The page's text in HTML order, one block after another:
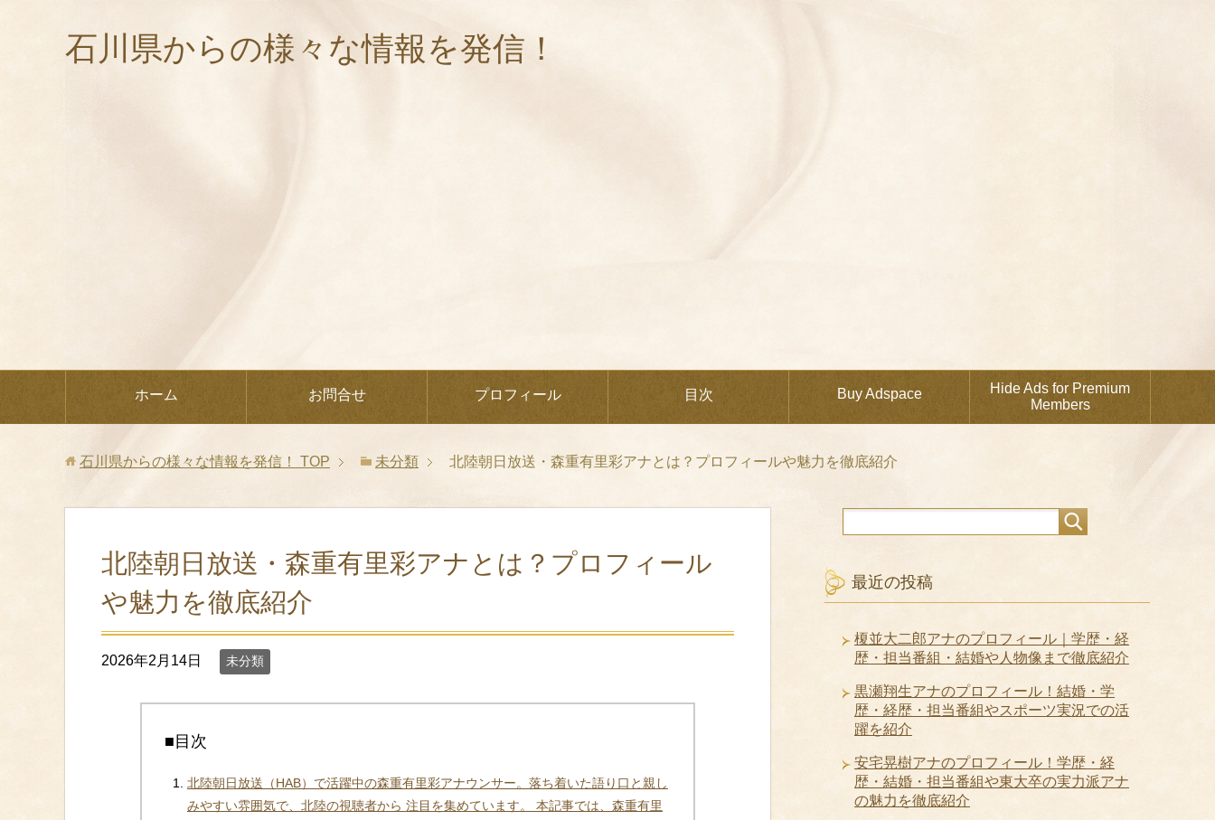
石川県からの様々な情報を発信！
ホーム お問合せ プロフィール 目次 Buy Adspace
Hide Ads for Premium
Members
石川県からの様々な情報を発信！ TOP 未分類 北陸朝日放送・森重有里彩アナとは？プロフィールや魅力を徹底紹介
北陸朝日放送・森重有里彩アナとは？プロフィール
や魅力を徹底紹介
2026年2月14日 未分類
■目次
北陸朝日放送（HAB）で活躍中の森重有里彩アナウンサー。落ち着いた語り口と親し
みやすい雰囲気で、北陸の視聴者から 注目を集めています。 本記事では、森重有里
最近の投稿
榎並大二郎アナのプロフィール｜学歴・経
歴・担当番組・結婚や人物像まで徹底紹介
黒瀬翔生アナのプロフィール！結婚・学
歴・経歴・担当番組やスポーツ実況での活
躍を紹介
安宅晃樹アナのプロフィール！学歴・経
歴・結婚・担当番組や東大卒の実力派アナ
の魅力を徹底紹介